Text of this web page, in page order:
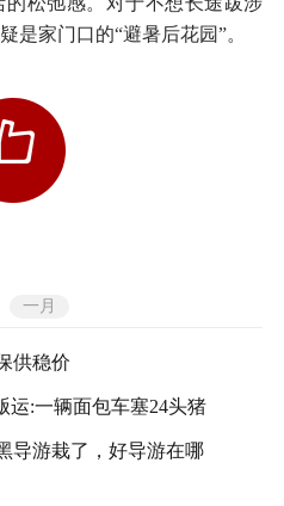
是家门口的“避暑后花园”。
一月
供稳价
运:一辆面包车塞24头猪
游栽了，好导游在哪